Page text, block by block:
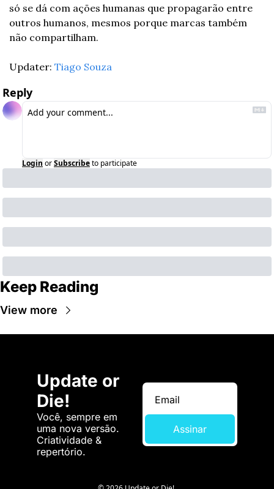
só se dá com ações humanas que propagarão entre
outros humanos, mesmos porque marcas também
não compartilham.
Updater: Tiago Souza
Reply
Login orSubscribeto participate
Keep Reading
View more
Update or
Die!
Você, sempre em
uma nova versão.
Criatividade &
repertório.
Assinar